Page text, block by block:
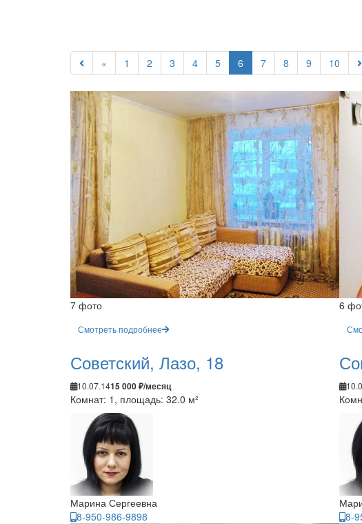
« 1 2 3 4 5 6 7 8 9 10
7 фото
Смотреть подробнее
Советский, Лазо, 18
10.07.1415 000 ₽/месяц
Комнат: 1, площадь: 32.0 м²
Марина Сергеевна
8-950-986-9898
6
8-